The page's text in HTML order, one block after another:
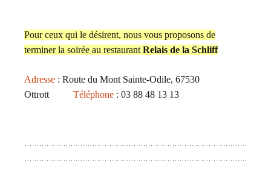
Pour ceux qui le désirent, nous vous proposons de
terminer la soirée au restaurant Relais de la Schliff
Adresse : Route du Mont Sainte-Odile, 67530
Ottrott Téléphone : 03 88 48 13 13